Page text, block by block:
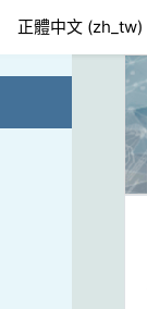
正體中文 ‎(zh_tw)‎